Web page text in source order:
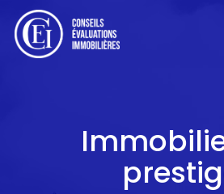
Skip
main